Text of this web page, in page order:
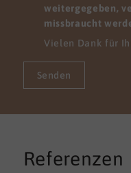
weitergegeben,
missbraucht
Vielen Dank für
Senden
Referenzen